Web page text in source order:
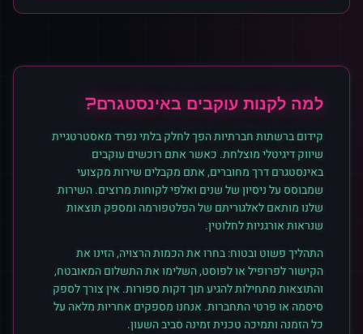
למה לקנות עוקבים באינסטגרם?
קידום ברשתות חברתיות הפך לחלק בלתי נפרד מאסטרטגיית
שיווק דיגיטלי מוצלחת. כאשר אתם רוכשים עוקבים
באינסטגרםדרך מחוברים, אתם מקבלים שירות מקצועי
שמבוסס על ניסיון של שנים ואלפי לקוחות מרוצים. השירות
שלנו מותאם לאלגוריתם של הפלטפורמה ומספק תוצאות
שנראות אורגניות לחלוטין.
התהליך פשוט ובטוח: בחרו את הכמות הרצויה, הזינו את
הקישור לפרופיל או לפוסט, השלימו את התשלום המאובטח,
והתוצאות מתחילות להגיע תוך דקות ספורות. אין צורך לספק
סיסמה או פרטי התחברות. אנחנו מספקים אחריות מלאה על
כל הזמנה ותמיכה טכנית זמינה סביב השעון.